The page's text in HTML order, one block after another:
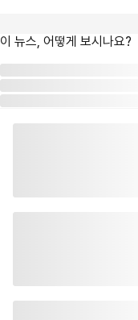
이 뉴스, 어떻게 보시나요?